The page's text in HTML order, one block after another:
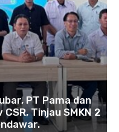
PT Pama dan
Tinjau SMKN 2